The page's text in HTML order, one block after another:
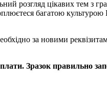
розгляд цікавих тем з
багатою
за новими
Зразок правильно